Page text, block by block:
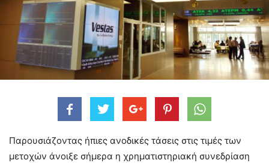
Παρουσιάζοντας ήπιες ανοδικές τάσεις στις τιμές των
μετοχών άνοιξε σήμερα η χρηματιστηριακή συνεδρίαση